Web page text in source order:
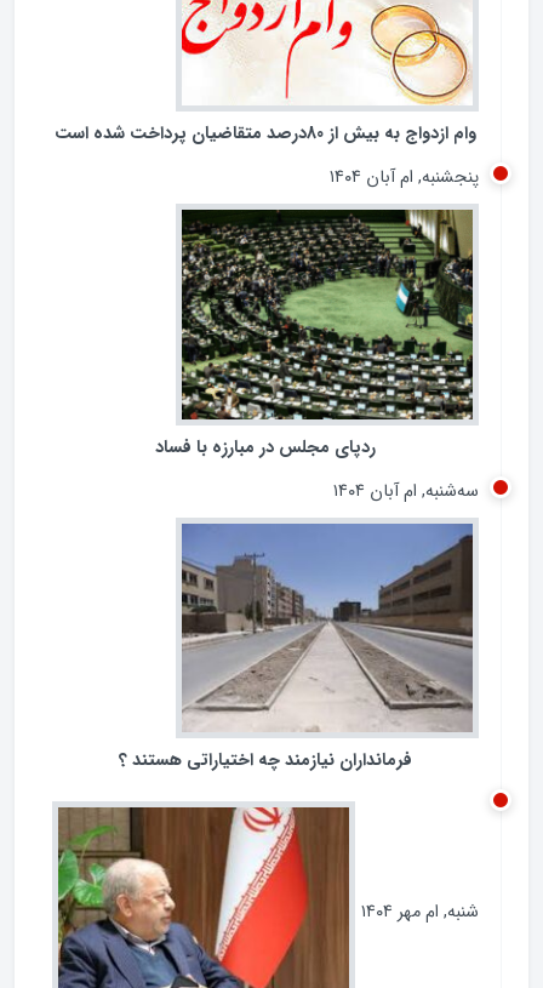
وام ازدواج به بیش از 80درصد متقاضیان پرداخت شده است
پنجشنبه, ام آبان ۱۴۰۴
ردپای مجلس در مبارزه با فساد
سه‌شنبه, ام آبان ۱۴۰۴
فرمانداران نیازمند چه اختیاراتی هستند ؟